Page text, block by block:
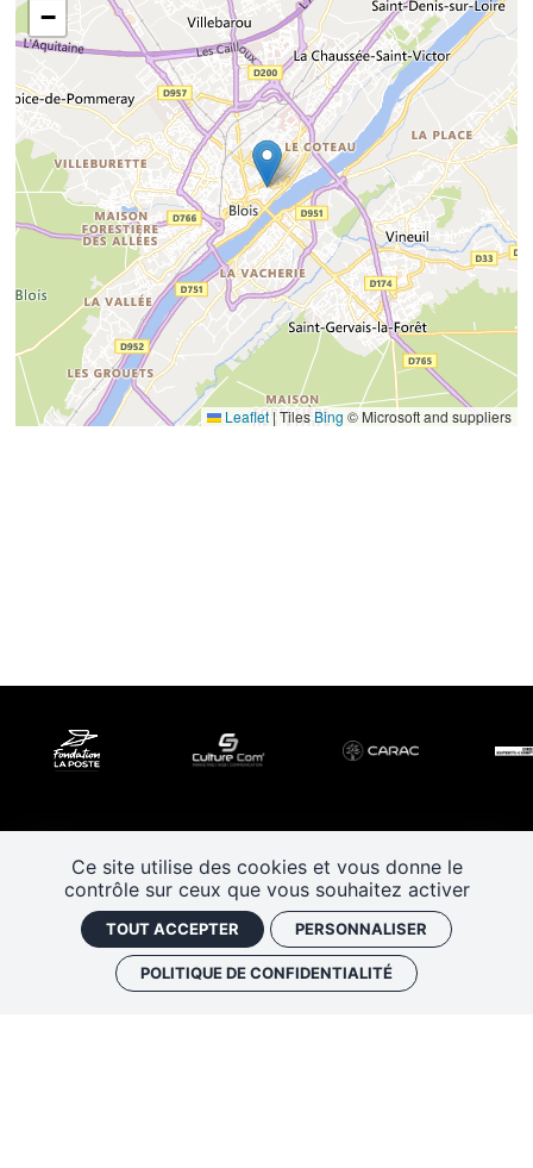
Ce site utilise des cookies et vous donne le
contrôle sur ceux que vous souhaitez activer
TOUT ACCEPTER PERSONNALISER
POLITIQUE DE CONFIDENTIALITÉ
−
Leaflet|TilesBing © Microsoft and suppliers